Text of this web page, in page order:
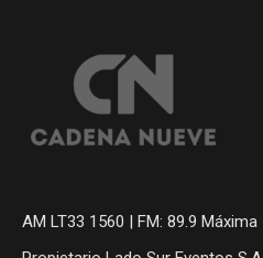
AM LT33 1560 | FM: 89.9 Máxima